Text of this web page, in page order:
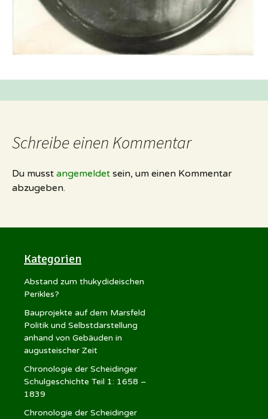
Schreibe einen Kommentar
Du musst angemeldet sein, um einen Kommentar
abzugeben.
Kategorien
Abstand zum thukydideischen
Perikles?
Bauprojekte auf dem Marsfeld
Politik und Selbstdarstellung
anhand von Gebäuden in
augusteischer Zeit
Chronologie der Scheidinger
Schulgeschichte Teil 1: 1658 –
1839
Chronologie der Scheidinger